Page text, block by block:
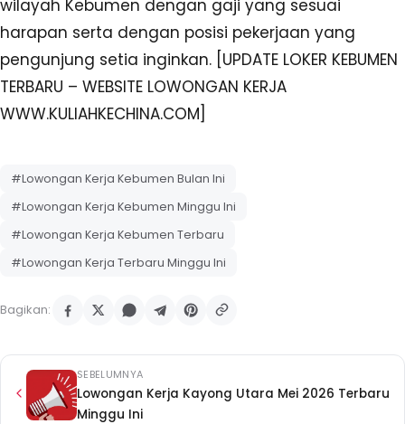
wilayah Kebumen dengan gaji yang sesuai
harapan serta dengan posisi pekerjaan yang
pengunjung setia inginkan. [UPDATE LOKER KEBUMEN
TERBARU – WEBSITE LOWONGAN KERJA
WWW.KULIAHKECHINA.COM]
#Lowongan Kerja Kebumen Bulan Ini
#Lowongan Kerja Kebumen Minggu Ini
#Lowongan Kerja Kebumen Terbaru
#Lowongan Kerja Terbaru Minggu Ini
Bagikan:
SEBELUMNYA
Lowongan Kerja Kayong Utara Mei 2026 Terbaru
Minggu Ini